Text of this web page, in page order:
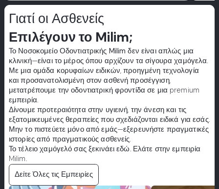
Γιατί οι Ασθενείς
Επιλέγουν το Milim;
Το Νοσοκομείο Οδοντιατρικής Milim δεν είναι απλώς μια
κλινική—είναι το μέρος όπου αρχίζουν τα σίγουρα χαμόγελα.
Με μια ομάδα κορυφαίων ειδικών, προηγμένη τεχνολογία
και προσανατολισμένη στον ασθενή προσέγγιση,
μετατρέπουμε την οδοντιατρική φροντίδα σε μια premium
εμπειρία.
Δίνουμε προτεραιότητα στην υγιεινή, την άνεση και τις
εξατομικευμένες θεραπείες που σχεδιάζονται ειδικά για εσάς.
Μην το πιστεύετε μόνο από εμάς—εξερευνήστε πραγματικές
ιστορίες από πραγματικούς ασθενείς.
Το τέλειο χαμόγελό σας ξεκινάει εδώ. Ελάτε στην εμπειρία
Milim.
Δείτε Όλες τις Εμπειρίες